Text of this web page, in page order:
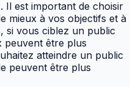
Il est important de choisir
mieux à vos objectifs et à
si vous ciblez un public
peuvent être plus
atteindre un public
peuvent être plus